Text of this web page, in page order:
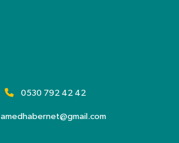
0530 792 42 42
amedhabernet@gmail.com